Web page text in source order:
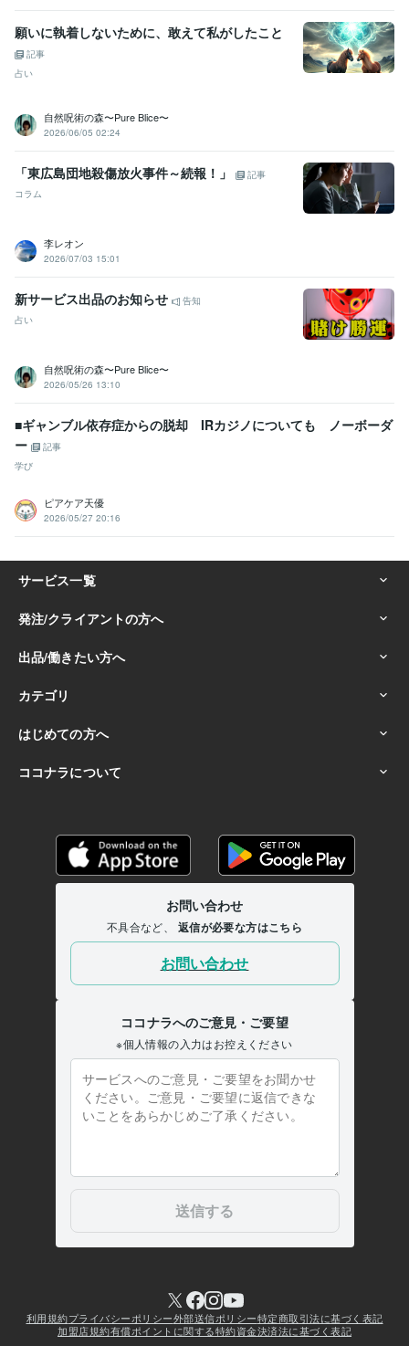
願いに執着しないために、敢えて私がしたこと
記事
占い
自然呪術の森〜Pure Blice〜
2026/06/05 02:24
「東広島団地殺傷放火事件～続報！」
記事
コラム
李レオン
2026/07/03 15:01
新サービス出品のお知らせ
告知
占い
自然呪術の森〜Pure Blice〜
2026/05/26 13:10
■ギャンブル依存症からの脱却 IRカジノについても ノーボーダ
ー
記事
学び
ピアケア天優
2026/05/27 20:16